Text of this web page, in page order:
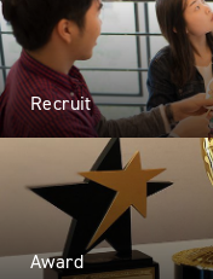
Recruit
Award